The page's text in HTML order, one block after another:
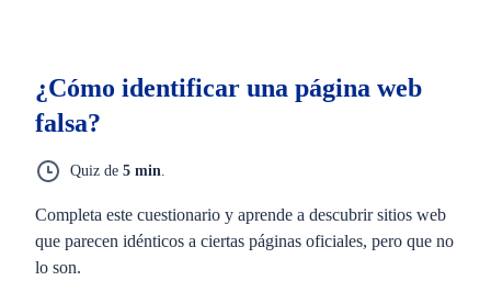
¿Cómo identificar una página web
falsa?
Quiz de 5 min.
Completa este cuestionario y aprende a descubrir sitios web
que parecen idénticos a ciertas páginas oficiales, pero que no
lo son.